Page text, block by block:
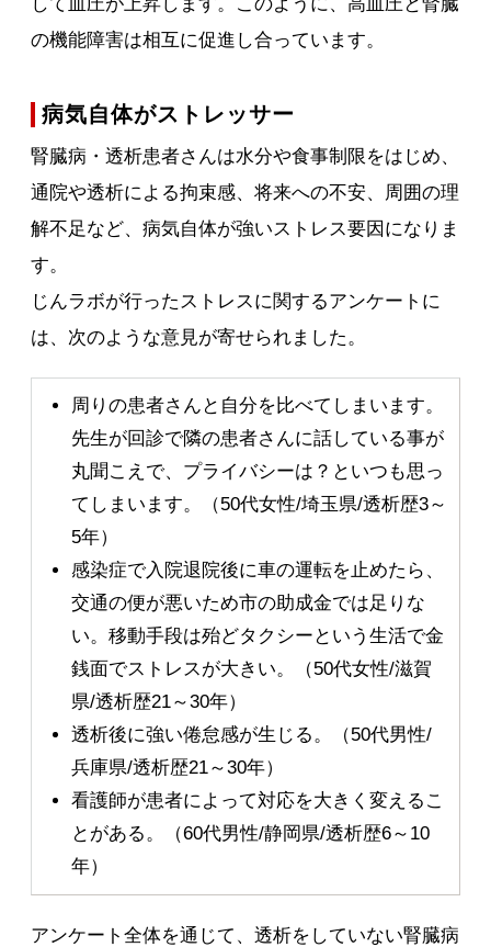
の機能障害は相互に促進し合っています。
病気自体がストレッサー
腎臓病・透析患者さんは水分や食事制限をはじめ、
通院や透析による拘束感、将来への不安、周囲の理
解不足など、病気自体が強いストレス要因になりま
す。
じんラボが行ったストレスに関するアンケートに
は、次のような意見が寄せられました。
周りの患者さんと自分を比べてしまいます。
先生が回診で隣の患者さんに話している事が
丸聞こえで、プライバシーは？といつも思っ
てしまいます。（50代女性/埼玉県/透析歴3～
5年）
感染症で入院退院後に車の運転を止めたら、
交通の便が悪いため市の助成金では足りな
い。移動手段は殆どタクシーという生活で金
銭面でストレスが大きい。（50代女性/滋賀
県/透析歴21～30年）
透析後に強い倦怠感が生じる。（50代男性/
兵庫県/透析歴21～30年）
看護師が患者によって対応を大きく変えるこ
とがある。（60代男性/静岡県/透析歴6～10
年）
アンケート全体を通じて、透析をしていない腎臓病